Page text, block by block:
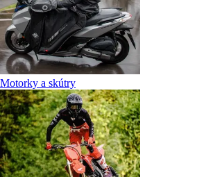
Motorky a skútry